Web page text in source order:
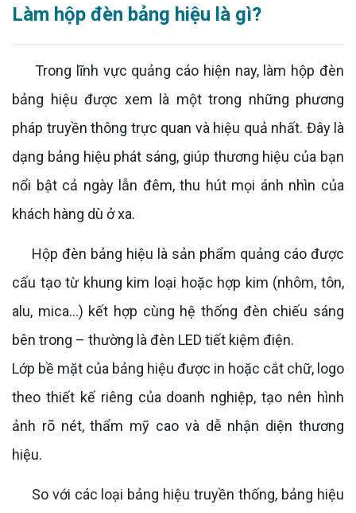
Làm hộp đèn bảng hiệu là gì?
Trong lĩnh vực quảng cáo hiện nay, làm hộp đèn
bảng hiệu được xem là một trong những phương
pháp truyền thông trực quan và hiệu quả nhất. Đây là
dạng bảng hiệu phát sáng, giúp thương hiệu của bạn
nổi bật cả ngày lẫn đêm, thu hút mọi ánh nhìn của
khách hàng dù ở xa.
Hộp đèn bảng hiệu là sản phẩm quảng cáo được
cấu tạo từ khung kim loại hoặc hợp kim (nhôm, tôn,
alu, mica...) kết hợp cùng hệ thống đèn chiếu sáng
bên trong – thường là đèn LED tiết kiệm điện.
Lớp bề mặt của bảng hiệu được in hoặc cắt chữ, logo
theo thiết kế riêng của doanh nghiệp, tạo nên hình
ảnh rõ nét, thẩm mỹ cao và dễ nhận diện thương
hiệu.
So với các loại bảng hiệu truyền thống, bảng hiệu